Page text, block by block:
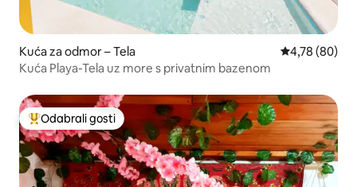
Kuća za odmor – Tela Prosječna
4,78 (80)
Kuća Playa-Tela uz more s privatnim bazenom
Među najviše rangiranima s oznakom „Odabrali gosti”
Odabrali gosti